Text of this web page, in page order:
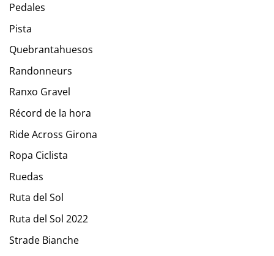
Pedales
Pista
Quebrantahuesos
Randonneurs
Ranxo Gravel
Récord de la hora
Ride Across Girona
Ropa Ciclista
Ruedas
Ruta del Sol
Ruta del Sol 2022
Strade Bianche